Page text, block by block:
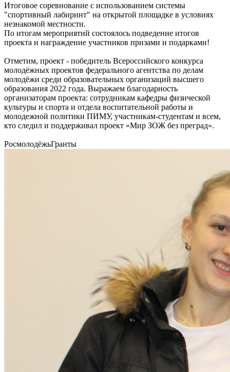
Итоговое соревнование с использованием системы
"спортивный лабиринт" на открытой площадке в условиях
незнакомой местности.
По итогам мероприятий состоялось подведение итогов
проекта и награждение участников призами и подарками!
Отметим, проект - победитель Всероссийского конкурса
молодёжных проектов федерального агентства по делам
молодёжи среди образовательных организаций высшего
образования 2022 года. Выражаем благодарность
организаторам проекта: сотрудникам кафедры физической
культуры и спорта и отдела воспитательной работы и
молодежной политики ПИМУ, участникам-студентам и всем,
кто следил и поддерживал проект «Мир ЗОЖ без преград».
РосмолодёжьГранты